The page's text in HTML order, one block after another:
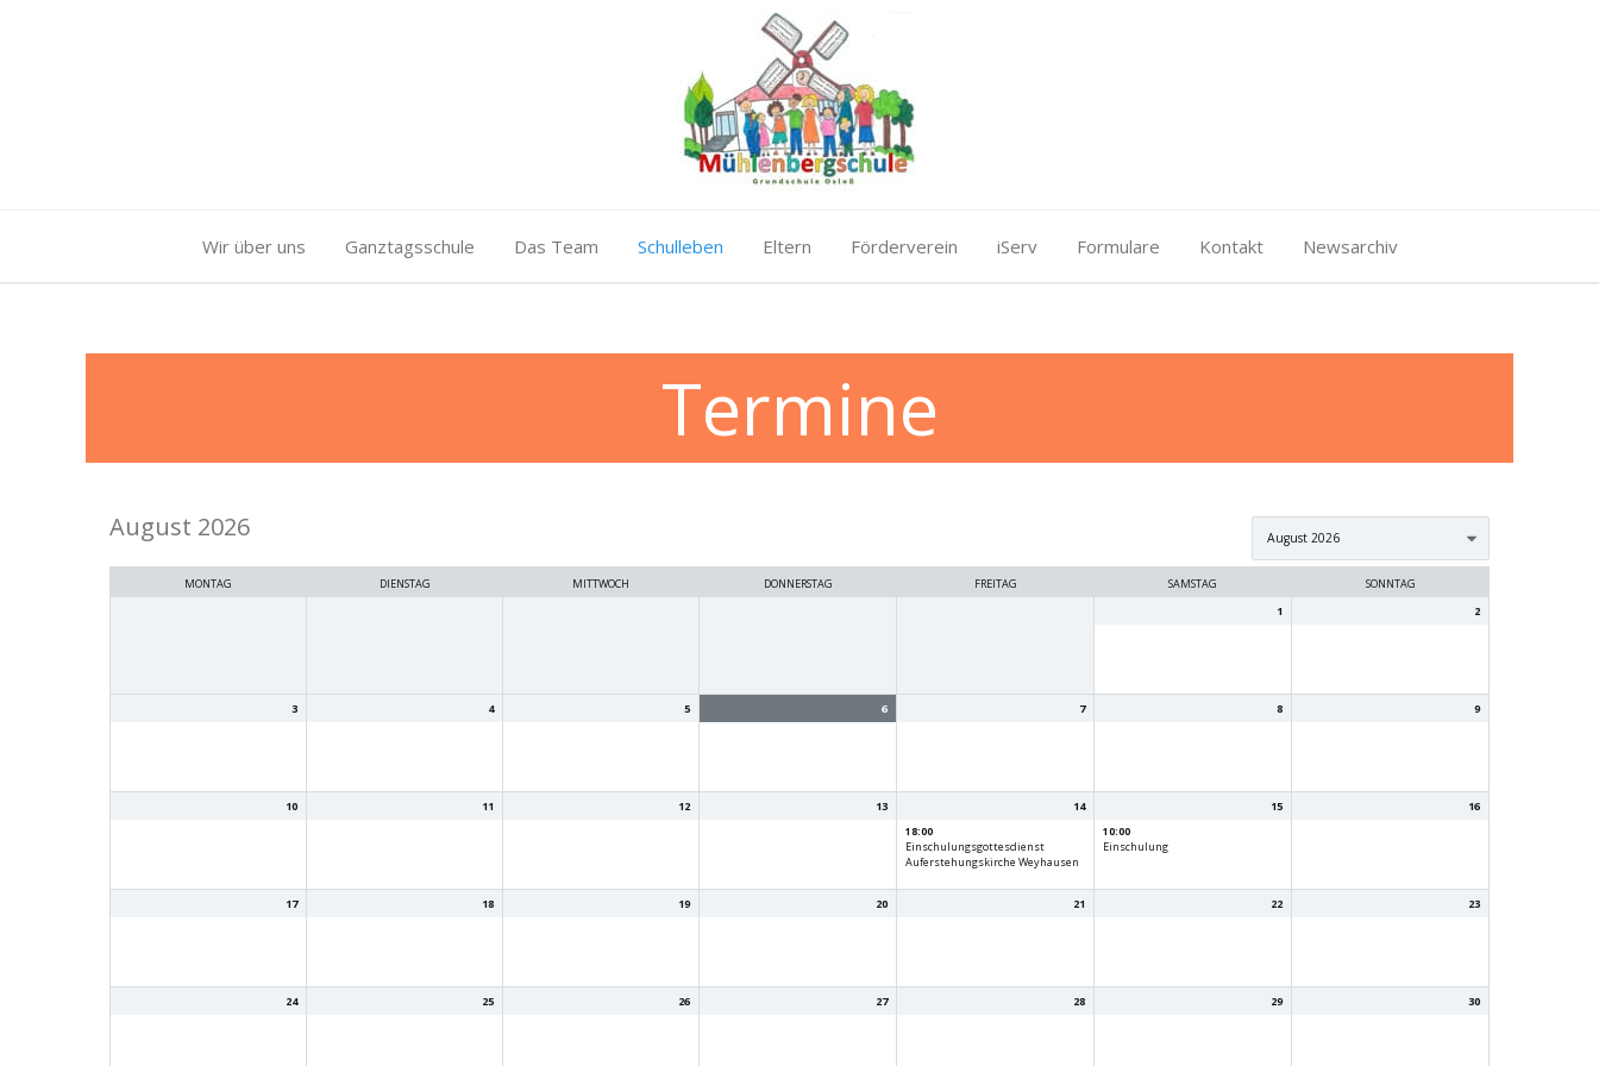
Wir über uns Ganztagsschule Das Team Schulleben Eltern Förderverein iServ Formulare Kontakt Newsarchiv
Termine
Month
August 2026
MONTAG DIENSTAG MITTWOCH DONNERSTAG FREITAG SAMSTAG
SONNTAG
1
2
3 4 5 6 7 8 9
10 11 12 13 14
18:00
Einschulungsgottesdienst
Auferstehungskirche Weyhausen
15
10:00
Einschulung
16
17 18 19 20 21 22 23
24 25 26 27 28 29 30